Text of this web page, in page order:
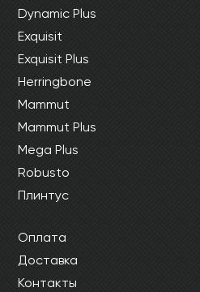
Dynamic Plus
Exquisit
Exquisit Plus
Herringbone
Mammut
Mammut Plus
Mega Plus
Robusto
Плинтус
Оплата
Доставка
Контакты